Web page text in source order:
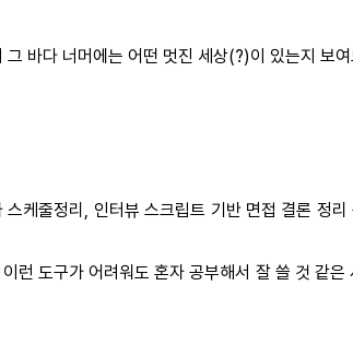
바다 너머에는 어떤 멋진 세상(?)이 있는지 보
케줄정리, 인터뷰 스크립트 기반 면접 결론 정
런 도구가 어려워도 혼자 공부해서 잘 쓸 것 같